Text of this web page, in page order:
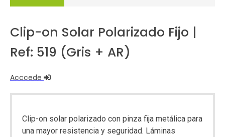
Clip-on Solar Polarizado Fijo |
Ref: 519 (Gris + AR)
Acccede
Clip-on solar polarizado con pinza fija metálica para
una mayor resistencia y seguridad. Láminas